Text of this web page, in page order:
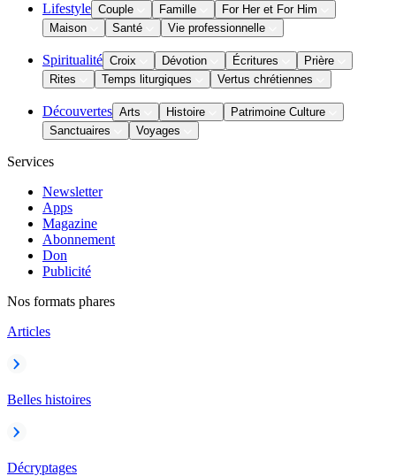
Lifestyle Couple Famille
For Her et For Him
Maison
Santé Vie professionnelle
Spiritualité Croix Dévotion Écritures
Prière
Rites
Temps liturgiques Vertus chrétiennes
Découvertes Arts Histoire
Patrimoine Culture
Sanctuaires
Voyages
Services
Newsletter
Apps
Magazine
Abonnement
Don
Publicité
Nos formats phares
Articles
Belles histoires
Décryptages